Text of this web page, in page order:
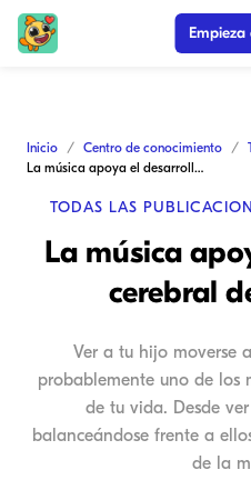
Inicio Centro de conocimiento
La música apoya el desarrollo cerebral de los niños
TODAS LAS
La música
cerebral
Ver a tu hijo moverse
probablemente uno de los
de tu vida. Desde
balanceándose frente a
de la